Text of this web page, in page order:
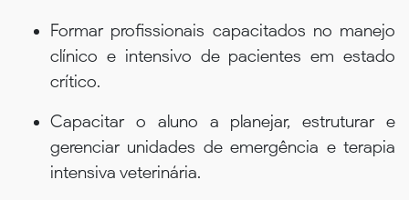
Formar profissionais capacitados no manejo
clínico e intensivo de pacientes em estado
crítico.
Capacitar o aluno a planejar, estruturar e
gerenciar unidades de emergência e terapia
intensiva veterinária.